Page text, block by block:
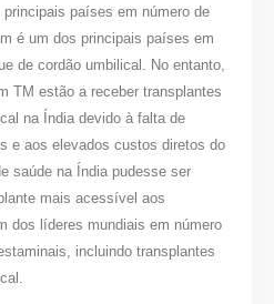
países em número de
é um dos principais países em
de cordão umbilical. No entanto,
TM estão a receber transplantes
na Índia devido à falta de
e aos elevados custos diretos do
saúde na Índia pudesse ser
mais acessível aos
dos líderes mundiais em número
incluindo transplantes